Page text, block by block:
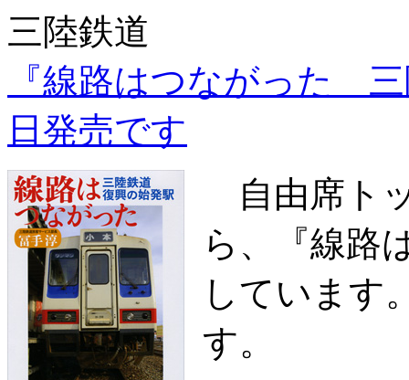
三陸鉄道
『線路はつながった
日発売です
自由席ト
ら、『線路
しています
す。